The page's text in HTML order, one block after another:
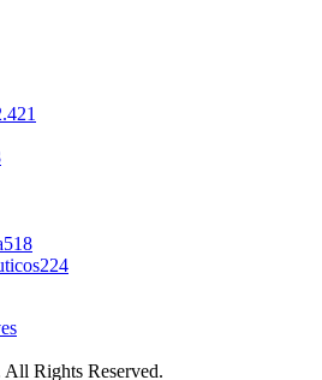
518
224
Rights Reserved.